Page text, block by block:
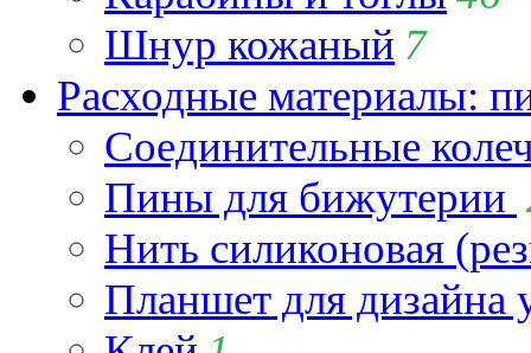
Шнур кожаный 7
Расходные материалы:
Соединительные
Пины для бижутерии
Нить силиконовая
Планшет для